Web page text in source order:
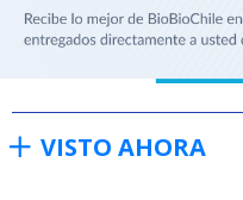
VISTO AHORA